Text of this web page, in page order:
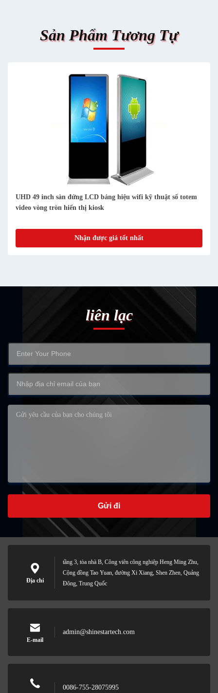
Sản Phẩm Tương Tự
Máy phát video màn hình đa phương tiện POP LCD đứng sàn
55 inch với chức năng mạng wifi từ xa
Nhận được giá tốt nhất
liên lạc
Gửi đi
Địa chỉ
tầng 3, tòa nhà B, Công viên công nghiệp Heng Ming Zhu,
Cộng đồng Tao Yuan, đường Xi Xiang, Shen Zhen, Quảng
Đông, Trung Quốc
E-mail
admin@shinestartech.com
0086-755-28075995